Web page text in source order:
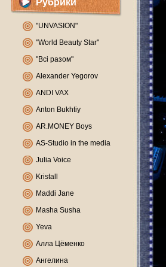
Рубрики
"UNVASION"
"World Beauty Star"
"Всі разом"
Alexander Yegorov
ANDI VAX
Anton Bukhtiy
AR.MONEY Boys
AS-Studio in the media
Julia Voice
Kristall
Maddi Jane
Masha Susha
Yeva
Алла Цёменко
Ангелина